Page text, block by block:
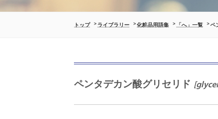
トップ ライブラリー 化粧品用語集 「へ」一覧 ペ
ペンタデカン酸グリセリド